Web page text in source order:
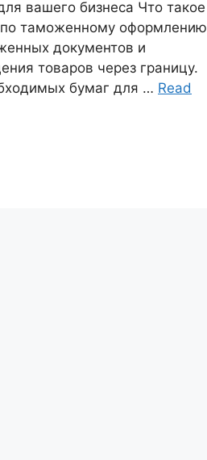
вашего бизнеса Что такое
таможенному оформлению
документов и
товаров через границу.
бумаг для … Read